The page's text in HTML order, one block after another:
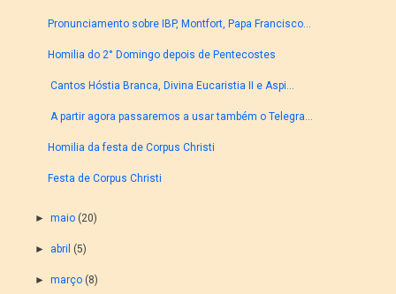
Pronunciamento sobre IBP, Montfort, Papa Francisco...
Homilia do 2° Domingo depois de Pentecostes
Cantos Hóstia Branca, Divina Eucaristia II e Aspi...
A partir agora passaremos a usar também o Telegra...
Homilia da festa de Corpus Christi
Festa de Corpus Christi
► maio (20)
► abril (5)
► março (8)